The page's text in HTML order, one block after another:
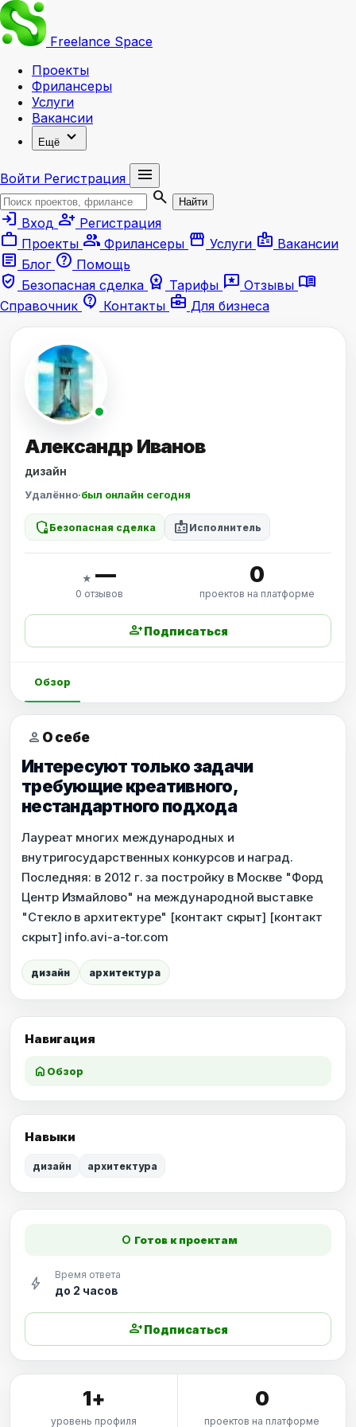
Freelance Space
Проекты
Фрилансеры
Услуги
Вакансии
Ещё expand_more
Войти Регистрация
menu
search
Найти
login Вход person_add Регистрация
work Проекты group Фрилансеры storefront Услуги badge Вакансии
article Блог help Помощь
verified_user Безопасная сделка workspace_premium Тарифы reviews Отзывы menu_book
Справочник contact_support Контакты business_center Для бизнеса
Навигация
home Обзор
Навыки
дизайн архитектура
Александр Иванов
дизайн
Удалённо·был онлайн сегодня
shield_locked Безопасная сделка badge Исполнитель
★ —
0 отзывов
0
проектов на платформе
person_addПодписаться
Обзор
person О себе
Интересуют только задачи
требующие креативного,
нестандартного подхода
Лауреат многих международных и
внутригосударственных конкурсов и наград.
Последняя: в 2012 г. за постройку в Москве "Форд
Центр Измайлово" на международной выставке
"Стекло в архитектуре" [контакт скрыт] [контакт
скрыт] info.avi-a-tor.com
дизайн архитектура
fiber_manual_record Готов к проектам
bolt Время ответа
до 2 часов
person_addПодписаться
1+
уровень профиля
0
проектов на платформе